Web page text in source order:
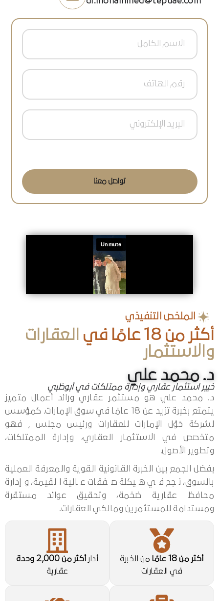
الملخص التنفيذي
أكثر من 18 عامًا في
والاستثمار
د. محمد علي
خبير استثمار عقاري وإدارة ممتلكات في أبوظبي
د. محمد علي هو مستثمر عقاري ورائد أعمال متميز
يتمتع بخبرة تزيد عن 18 عامًا في سوق الإمارات. كمؤسس
لشركة حَوْل الإمارات للعقارات ورئيس مجلس , فهو
متخصص في الاستثمار العقاري، وإدارة الممتلكات،
وتطوير الأصول.
بفضل الجمع بين الخبرة القانونية القوية والمعرفة العملية
بالسوق، نجح في هيكلة صفقات عالية القيمة، وإدارة
محافظ عقارية ضخمة، وتحقيق عوائد مستقرة
ومستدامة للمستثمرين ومالكي العقارات.
في العقارات
أكثر من 2,000 وحدة
عقارية